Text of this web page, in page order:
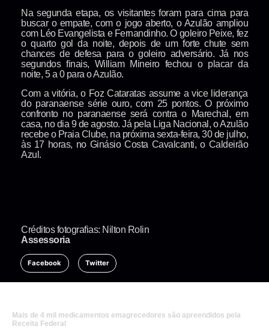
Na segunda etapa, os visitantes foram para cima para
buscar o empate, com o jogo aberto, o Azulão ampliou
com Léo Evangelista e Fernandinho. O goleiro Peixe, fez
o quarto gol da noite, depois de um forte chute sem
chances de defesa para o goleiro adversário. Já nos
segundos finais, William Mineiro fechou o placar da
noite, 5 a 0 para o Azulão.
Com a vitória, o Foz Cataratas assume a vice liderança
do paranaense série ouro, com 25 pontos. O próximo
confronto no paranaense será contra o Marechal, em
casa, no dia 9 de agosto. Já pela Liga Nacional, o Azulão
recebe o Praia Clube, na próxima sexta-feira, 30 de julho,
às 17 horas, no Ginásio Costa Cavalcanti, o Caldeirão
Azul.
Créditos fotografias: Nilton Rolin
Assessoria
Facebook Twitter
Mais de 4 mil medicamentos emagrecedores são apreendidos pela
Receita Federal